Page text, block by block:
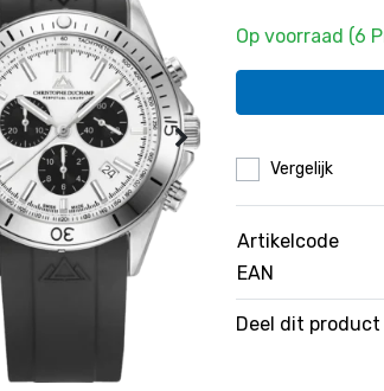
Op voorraad (6
Vergelijk
Artikelcode
EAN
Deel dit product